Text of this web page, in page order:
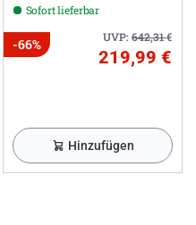
Sofort lieferbar
UVP:642,31€
-66%
219,99 €
Hinzufügen